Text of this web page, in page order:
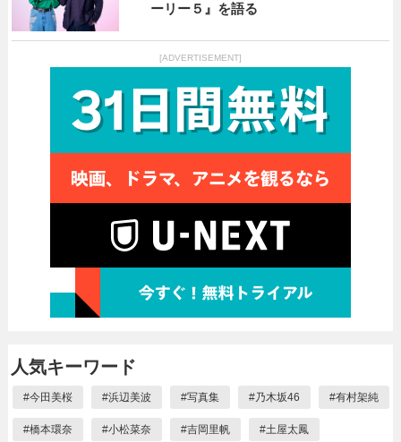
ーリー５』を語る
[ADVERTISEMENT]
人気キーワード
#今田美桜 #浜辺美波 #写真集 #乃木坂46 #有村架純
#橋本環奈 #小松菜奈 #吉岡里帆 #土屋太鳳